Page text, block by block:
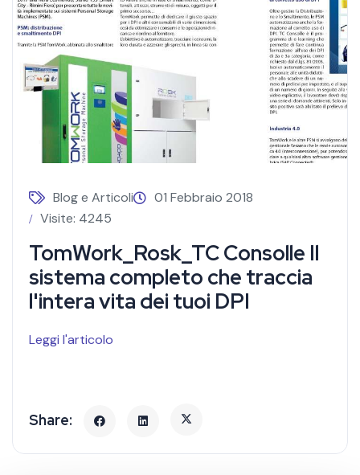
TomWork_Rosk_TC Consolle Il
sistema completo che traccia
l'intera vita dei tuoi DPI
Blog e Articoli
01 Febbraio 2018
Visite: 4245
Leggi l'articolo